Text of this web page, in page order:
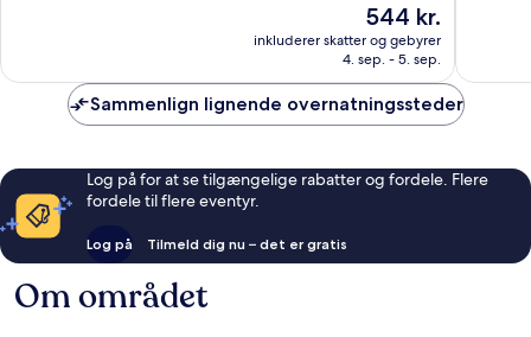
anmeldelser
Prisen
er
544 kr.
544 kr.
inkluderer skatter og gebyrer
4. sep. - 5. sep.
Sammenlign lignende overnatningssteder
Log på for at se tilgængelige rabatter og fordele. Flere
fordele til flere eventyr.
Log på Tilmeld dig nu – det er gratis
Om området